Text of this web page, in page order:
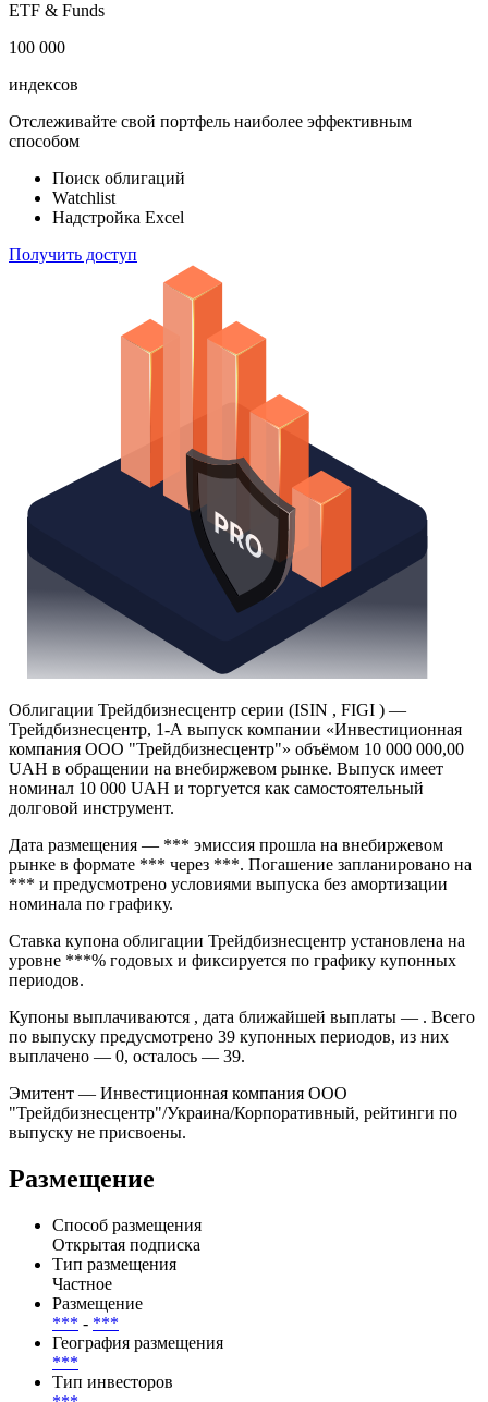
ETF & Funds
100 000
индексов
Отслеживайте свой портфель наиболее эффективным
способом
Поиск облигаций
Watchlist
Надстройка Excel
Получить доступ
Облигации Трейдбизнесцентр серии (ISIN , FIGI ) —
Трейдбизнесцентр, 1-А выпуск компании «Инвестиционная
компания ООО "Трейдбизнесцентр"» объёмом 10 000 000,00
UAH в обращении на внебиржевом рынке. Выпуск имеет
номинал 10 000 UAH и торгуется как самостоятельный
долговой инструмент.
Дата размещения — *** эмиссия прошла на внебиржевом
рынке в формате *** через ***. Погашение запланировано на
*** и предусмотрено условиями выпуска без амортизации
номинала по графику.
Ставка купона облигации Трейдбизнесцентр установлена на
уровне ***% годовых и фиксируется по графику купонных
периодов.
Купоны выплачиваются , дата ближайшей выплаты — . Всего
по выпуску предусмотрено 39 купонных периодов, из них
выплачено — 0, осталось — 39.
Эмитент — Инвестиционная компания ООО
"Трейдбизнесцентр"/Украина/Корпоративный, рейтинги по
выпуску не присвоены.
Размещение
Способ размещения
Открытая подписка
Тип размещения
Частное
Размещение
*** - ***
География размещения
***
Тип инвесторов